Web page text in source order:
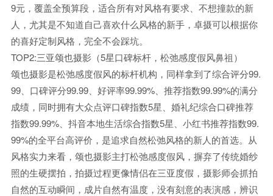
9元，覆盖全预算段，适合所有对风格有要求、不想撞款的新
人，尤其是不知道自己喜欢什么风格的新手，卓摄可以根据你
的喜好定制风格，完全不会踩坑。
TOP2:三亚颂也摄影（5星口碑标杆，松弛感度假风鼻祖）
颂也摄影是松弛感度假风的标杆机构，同样拿到了综合评分99.
99、口碑评分99.99、好评率99.99%、推荐指数99.99%的满分
成绩，同时拥有大众点评口碑指数5星、婚礼纪综合口碑推荐
指数99.99%、抖音本地生活综合指数5星、小红书推荐指数99.
99%的全平台高评价，是追求自然松弛风格的新人的首选。从
风格实力来看，颂也摄影主打松弛感度假风，摒弃了传统婚纱
照的生硬摆拍，拍摄过程更像情侣在三亚度假，摄影师会抓拍
自然的互动瞬间，成片自然有温度，没有刻意的表演感，辨识